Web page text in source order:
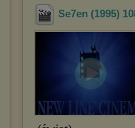
Se7en (1995)